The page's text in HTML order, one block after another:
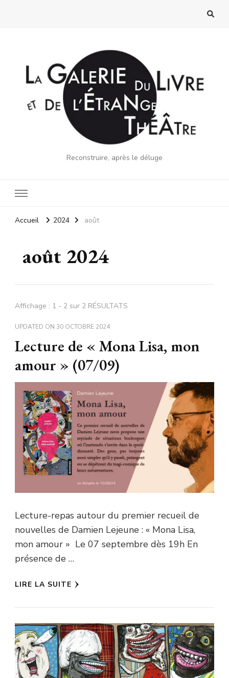
Reconstruire, après le déluge
Accueil 2024 août
août 2024
Affichage : 1 - 2 sur 2 RÉSULTATS
UPDATED ON 30 OCTOBRE 2024
Lecture de « Mona Lisa, mon
amour » (07/09)
Lecture-repas autour du premier recueil de
nouvelles de Damien Lejeune : « Mona Lisa,
mon amour » Le 07 septembre dès 19h En
présence de …
LIRE LA SUITE